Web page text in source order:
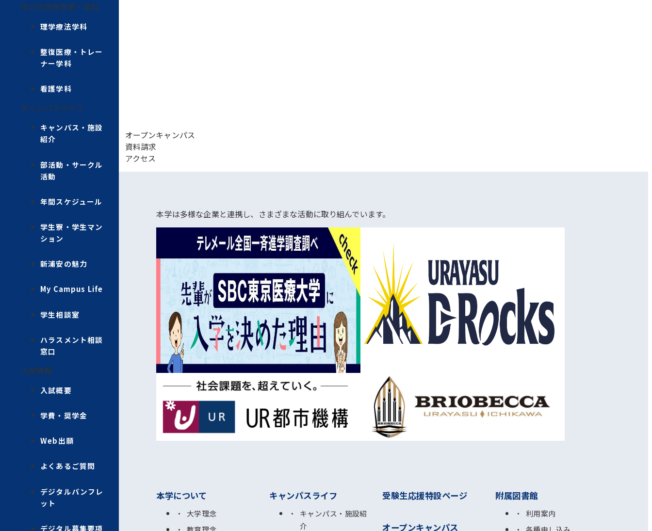
学びの特色学部・学科
理学療法学科
整復医療・トレー
ナー学科
看護学科
キャンパスライフ
キャンパス・施設
紹介
部活動・サークル
活動
年間スケジュール
学生寮・学生マン
ション
新浦安の魅力
My Campus Life
学生相談室
ハラスメント相談
窓口
入試情報
入試概要
学費・奨学金
Web出願
よくあるご質問
デジタルパンフレ
ット
デジタル募集要項
オープンキャンパス
資料請求
アクセス
本学は多様な企業と連携し、さまざまな活動に取り組んでいます。
本学について
大学理念
キャンパスライフ
キャンパス・施設紹
介
受験生応援特設ページ
オープンキャンパス
附属図書館
利用案内